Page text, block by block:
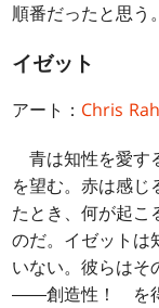
順番だったと思う
イゼット
アート： Chris
青は知性を愛す
を望む。赤は感じ
たとき、何が起
のだ。イゼットは
いない。彼らはそ
――創造性！ を得